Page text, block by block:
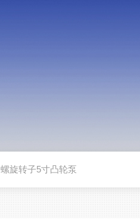
螺旋转子5寸凸轮泵